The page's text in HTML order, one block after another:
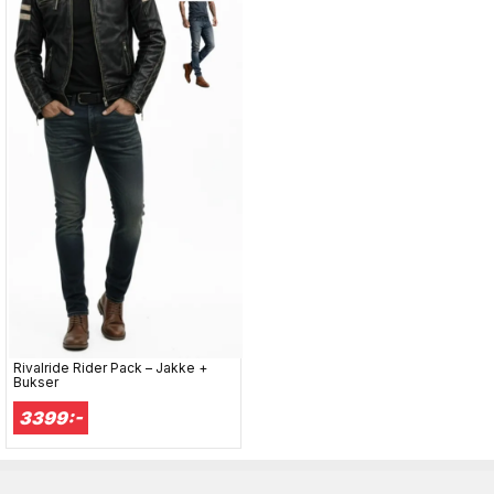
– ½ Bryst: 57 cm | ½ Talje: 52,5 cm
M – ½ Bryst: 59 cm | ½ Talje: 54,5 cm
L– ½ Bryst: 61 cm | ½ Talje: 56,5 cm
XL– ½ Bryst: 63 cm | ½ Talje: 58,5 cm
2XL– ½ Bryst: 65 cm | ½ Talje: 60,5 cm
3XL– ½ Bryst: 67 cm | ½ Talje: 62,5 cm
– ½ Bryst: 69 cm | ½ Talje: 64,5 cm
– ½ Bryst: 71 cm | ½ Talje: 66,5 cm
– ½ Bryst: 73 cm | ½ Talje: 68,5 cm
Rivalride Rider Pack – Jakke +
Bukser
3399:-